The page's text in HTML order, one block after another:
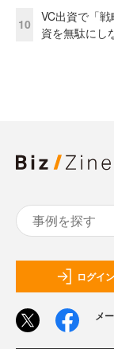
10
VC出資で「
資を無駄にし
ログイン
メ